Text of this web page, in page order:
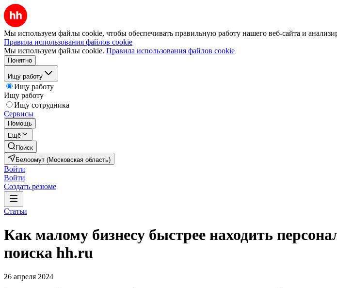
Мы используем файлы cookie, чтобы обеспечивать правильную работу нашего веб-сайта и
Правила использования файлов cookie
Мы используем файлы cookie. Правила использования файлов cookie
Понятно
Ищу работу
Ищу работу
Ищу работу
Ищу сотрудника
Сервисы
Помощь
Ещё
Поиск
Белоомут (Московская область)
Войти
Войти
Создать резюме
Статьи
Как малому бизнесу быстрее находить
поиска hh.ru
26 апреля 2024